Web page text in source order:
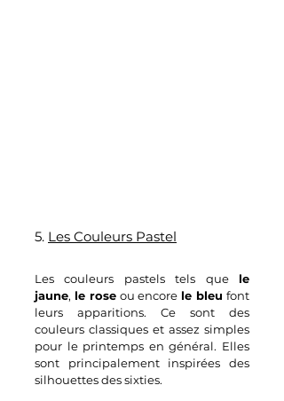
5. Les Couleurs Pastel
Les couleurs pastels tels que le
jaune, le rose ou encore le bleu font
leurs apparitions. Ce sont des
couleurs classiques et assez simples
pour le printemps en général. Elles
sont principalement inspirées des
silhouettes des sixties.